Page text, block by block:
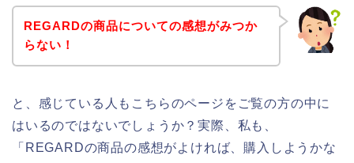
REGARDの商品についての感想がみつか
らない！
と、感じている人もこちらのページをご覧の方の中に
はいるのではないでしょうか？実際、私も、
「REGARDの商品の感想がよければ、購入しようかな